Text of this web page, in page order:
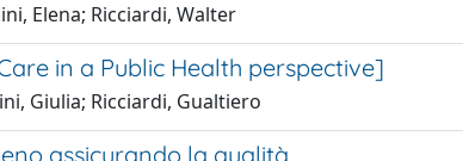
Elena; Ricciardi, Walter
in a Public Health perspective]
Giulia; Ricciardi, Gualtiero
assicurando la qualità